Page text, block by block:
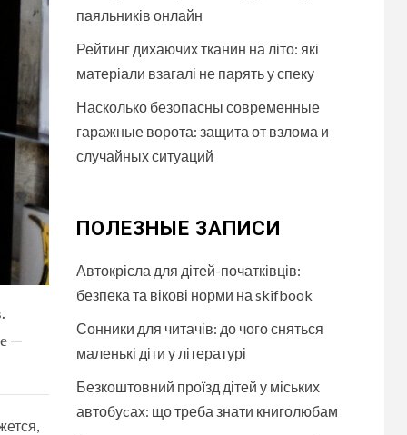
—
паяльників онлайн
Рейтинг дихаючих тканин на літо: які
матеріали взагалі не парять у спеку
Насколько безопасны современные
гаражные ворота: защита от взлома и
случайных ситуаций
ПОЛЕЗНЫЕ ЗАПИСИ
Автокрісла для дітей-початківців:
безпека та вікові норми на skifbook
Сонники для читачів: до чого сняться
маленькі діти у літературі
Безкоштовний проїзд дітей у міських
автобуcах: що треба знати книголюбам